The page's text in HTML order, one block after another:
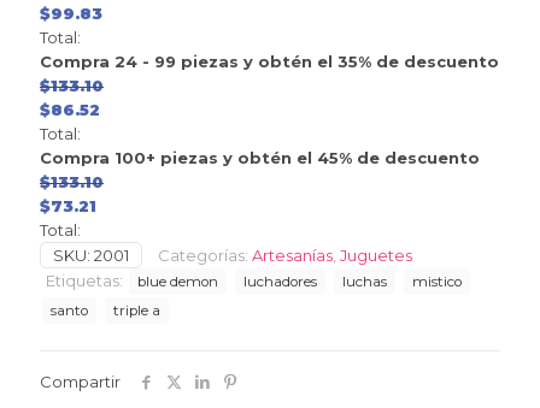
$99.83
Total:
Compra 24 - 99 piezas y obtén el 35% de descuento
$133.10
$86.52
Total:
Compra 100+ piezas y obtén el 45% de descuento
$133.10
$73.21
Total:
SKU: 2001 Categorías: Artesanías Juguetes
Etiquetas:
blue demon luchadores luchas
mistico
santo
triple a
Compartir